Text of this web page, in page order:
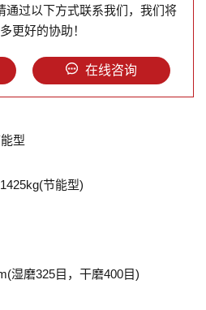
通过以下方式联系我们，我们将
更好的协助！
在线咨询
型
节能型)
湿磨325目，干磨400目)